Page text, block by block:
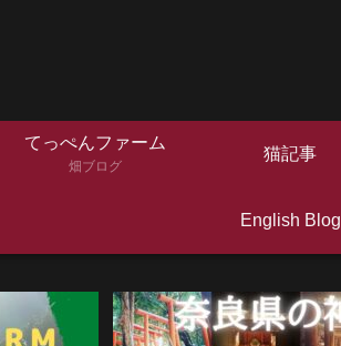
てっぺんファーム
畑ブログ
猫記事
English Blog